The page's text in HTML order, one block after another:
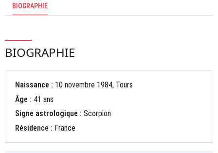
BIOGRAPHIE
BIOGRAPHIE
Naissance : 10 novembre 1984, Tours
Âge : 41 ans
Signe astrologique :Scorpion
Résidence : France